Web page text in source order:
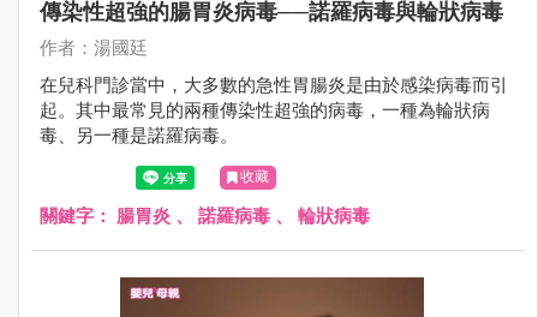
傳染性超強的腸胃炎病毒──諾羅病毒與輪狀病毒
作者：湯國廷
在兒科門診當中，大多數的急性胃腸炎是由於感染病毒而引
起。其中最常見的兩種傳染性超強的病毒，一種為輪狀病
毒、另一種是諾羅病毒。
收藏
關鍵字： 腸胃炎 、 諾羅病毒 、 輪狀病毒